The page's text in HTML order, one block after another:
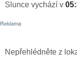
Slunce vychází v
Nepřehlédněte z